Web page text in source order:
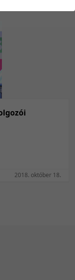
szerint
dátuma szerint
dátuma szerint
szerint
szerint
szerint
szerint
2018. október 18.